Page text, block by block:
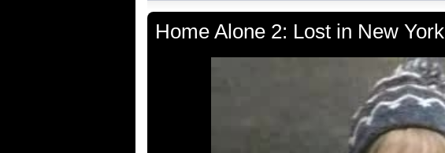
Home Alone 2: Lost in New York